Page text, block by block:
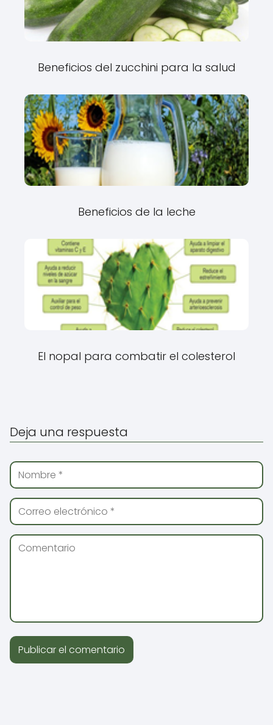
Beneficios del zucchini para la salud
Beneficios de la leche
El nopal para combatir el colesterol
Deja una respuesta